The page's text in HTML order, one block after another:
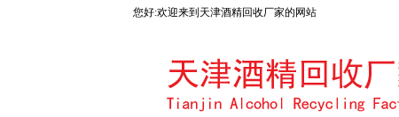
您好:欢迎来到天津酒精回收厂家的网站